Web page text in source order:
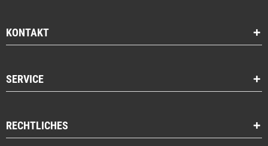
KONTAKT
SERVICE
RECHTLICHES